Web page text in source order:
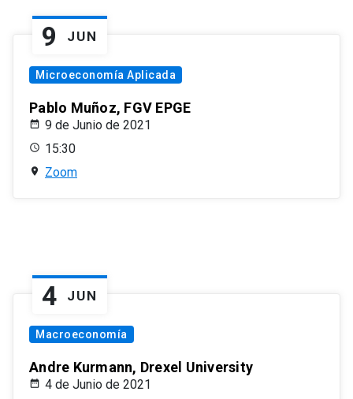
9 JUN
Microeconomía Aplicada
Pablo Muñoz, FGV EPGE
9 de Junio de 2021
15:30
Zoom
4 JUN
Macroeconomía
Andre Kurmann, Drexel University
4 de Junio de 2021